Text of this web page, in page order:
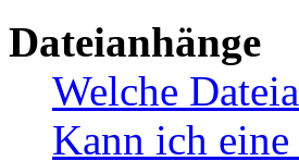
Dateianhänge
Welche
Kann ich